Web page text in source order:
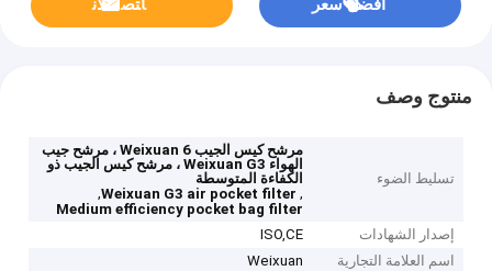
افضل سعر ﺎﺘﺼﻟ ﺍﻶﻧ
منتوج وصف
تسليط الضوء
مرشح كيس الجيب 6 Weixuan ، مرشح جيب
الهواء Weixuan G3 ، مرشح كيس الجيب ذو
الكفاءة المتوسطة
,
Weixuan G3 air pocket filter
,
Medium efficiency pocket bag filter
إصدار الشهادات
ISO,CE
اسم العلامة التجارية
Weixuan